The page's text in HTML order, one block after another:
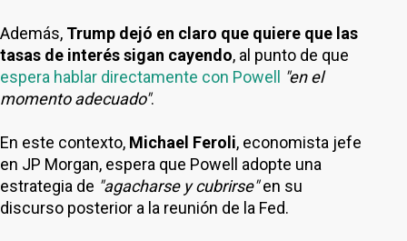
Además, Trump dejó en claro que quiere que las
tasas de interés sigan cayendo, al punto de que
espera hablar directamente con Powell
"en el
momento adecuado".
En este contexto, Michael Feroli, economista jefe
en JP Morgan, espera que Powell adopte una
estrategia de "agacharse y cubrirse"en su
discurso posterior a la reunión de la Fed.